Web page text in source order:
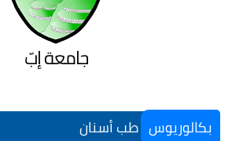
جامعة إبّ
بكالوريوس طب أسنان